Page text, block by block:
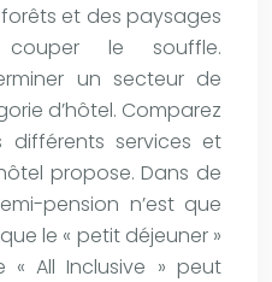
et des paysages
le souffle.
un secteur de
d’hôtel. Comparez
différents services et
propose. Dans de
pension n’est que
le « petit déjeuner »
« All Inclusive » peut